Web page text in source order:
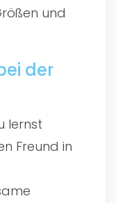
und
der
lernst
Freund in